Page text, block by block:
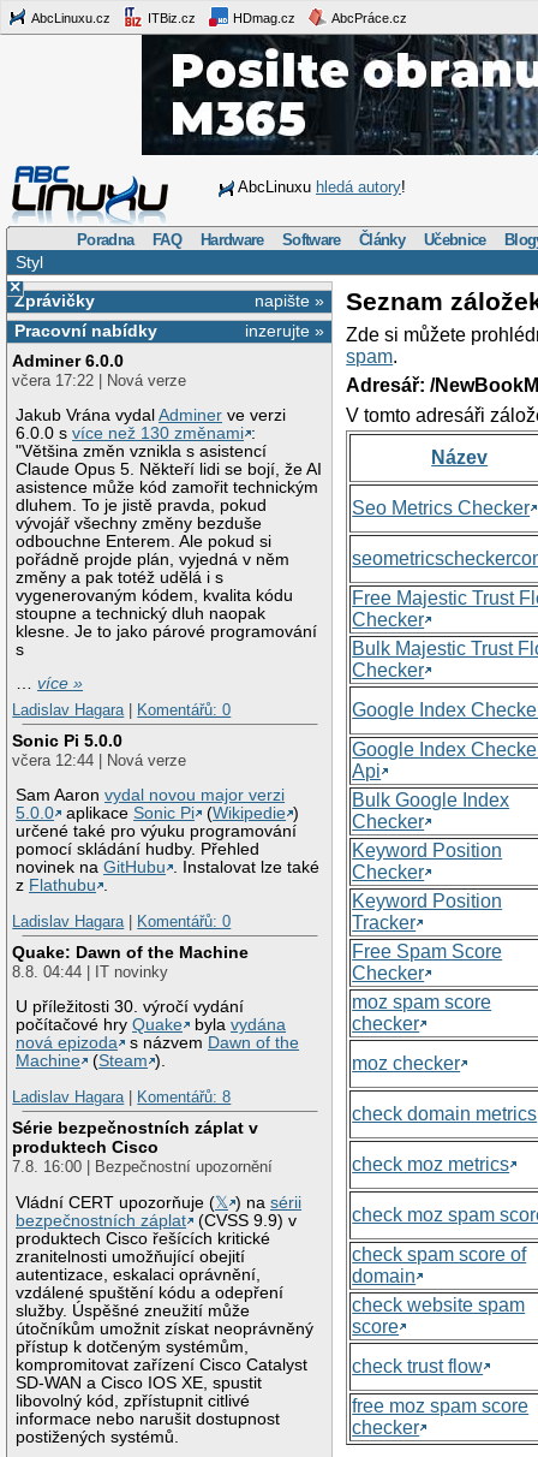
AbcLinuxu.cz ITBiz.cz HDmag.cz AbcPráce.cz
AbcLinuxu hledá autory!
Poradna FAQ Hardware Software Články Učebnice
Styl
×
napište »
Zprávičky
inzerujte »
Pracovní nabídky
Adminer 6.0.0
včera 17:22 | Nová verze
Jakub Vrána vydalAdminer ve verzi
6.0.0 svíce než 130 změnami :
"Většina změn vznikla s asistencí
Claude Opus 5. Někteří lidi se bojí, že AI
asistence může kód zamořit technickým
dluhem. To je jistě pravda, pokud
vývojář všechny změny bezduše
odbouchne Enterem. Ale pokud si
pořádně projde plán, vyjedná v něm
změny a pak totéž udělá i s
vygenerovaným kódem, kvalita kódu
stoupne a technický dluh naopak
klesne. Je to jako párové programování
s
…více »
Ladislav Hagara
Komentářů: 0
Sonic Pi 5.0.0
včera 12:44 | Nová verze
Sam Aaronvydal novou major verzi
5.0.0
aplikaceSonic Pi (Wikipedie )
určené také pro výuku programování
pomocí skládání hudby. Přehled
novinek naGitHubu . Instalovat lze také
z Flathubu .
Ladislav Hagara
Komentářů: 0
Quake: Dawn of the Machine
8.8. 04:44 | IT novinky
U příležitosti 30. výročí vydání
počítačové hryQuake bylavydána
nová epizoda
s názvem Dawn of the
Machine
(Steam ).
Ladislav Hagara
Komentářů: 8
Série bezpečnostních záplat v
produktech Cisco
7.8. 16:00 | Bezpečnostní upozornění
Vládní CERT upozorňuje (𝕏 ) nasérii
bezpečnostních záplat
(CVSS 9.9) v
produktech Cisco řešících kritické
zranitelnosti umožňující obejití
autentizace, eskalaci oprávnění,
vzdálené spuštění kódu a odepření
služby. Úspěšné zneužití může
útočníkům umožnit získat neoprávněný
přístup k dotčeným systémům,
kompromitovat zařízení Cisco Catalyst
SD-WAN a Cisco IOS XE, spustit
libovolný kód, zpřístupnit citlivé
informace nebo narušit dostupnost
postižených systémů.
Seznam
Zde si můžete
spam.
Adresář: /
V tomto adresáři
Název
Seo Metrics Checker
Free Majestic Trust
Checker
Bulk Majestic Trust
Checker
Google Index
Google Index
Api
Bulk Google Index
Checker
Keyword Position
Checker
Keyword Position
Tracker
Free Spam Score
Checker
moz spam score
checker
moz checker
check domain metrics
check moz metrics
check moz spam
check spam score of
domain
check website spam
score
check trust flow
free moz spam score
checker